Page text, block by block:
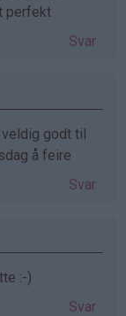
perfekt
Svar
godt til
å feire
Svar
:-)
Svar